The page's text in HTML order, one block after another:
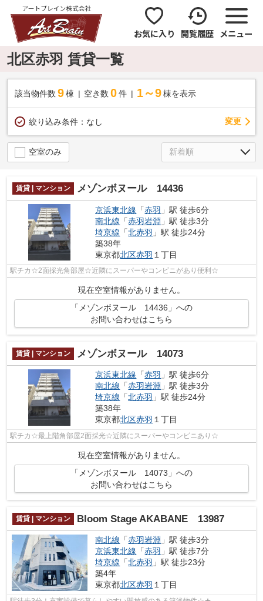
お気に入り 閲覧履歴 メニュー
北区赤羽 賃貸一覧
該当物件数 9棟 空き数 0 件 1～9 棟を表示
絞り込み条件： なし 変更
空室のみ
賃貸 | マンション メゾンボヌール 14436
京浜東北線 「赤羽 」駅 徒歩6分
南北線 「赤羽岩淵 」駅 徒歩3分
埼京線 「北赤羽 」駅 徒歩24分
築38年
東京都北区赤羽 １丁目
駅チカ☆2面採光角部屋☆近隣にスーパーやコンビニがあり便利☆
現在空室情報がありません。
「メゾンボヌール 14436」への
お問い合わせはこちら
賃貸 | マンション メゾンボヌール 14073
京浜東北線 「赤羽 」駅 徒歩6分
南北線 「赤羽岩淵 」駅 徒歩3分
埼京線 「北赤羽 」駅 徒歩24分
築38年
東京都北区赤羽 １丁目
駅チカ☆最上階角部屋2面採光☆近隣にスーパーやコンビニあり☆
現在空室情報がありません。
「メゾンボヌール 14073」への
お問い合わせはこちら
賃貸 | マンション Bloom Stage AKABANE 13987
南北線 「赤羽岩淵 」駅 徒歩3分
京浜東北線 「赤羽 」駅 徒歩7分
埼京線 「北赤羽 」駅 徒歩23分
築4年
東京都北区赤羽 １丁目